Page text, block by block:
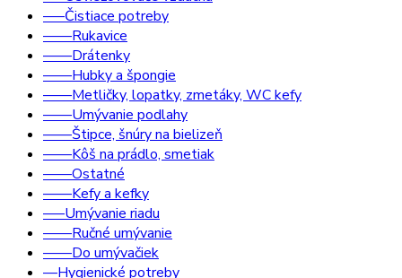
–––Čistiace potreby
––––Rukavice
––––Drátenky
––––Hubky a špongie
––––Metličky, lopatky, zmetáky, WC kefy
––––Umývanie podlahy
––––Štipce, šnúry na bielizeň
––––Kôš na prádlo, smetiak
––––Ostatné
––––Kefy a kefky
–––Umývanie riadu
––––Ručné umývanie
––––Do umývačiek
––Hygienické potreby